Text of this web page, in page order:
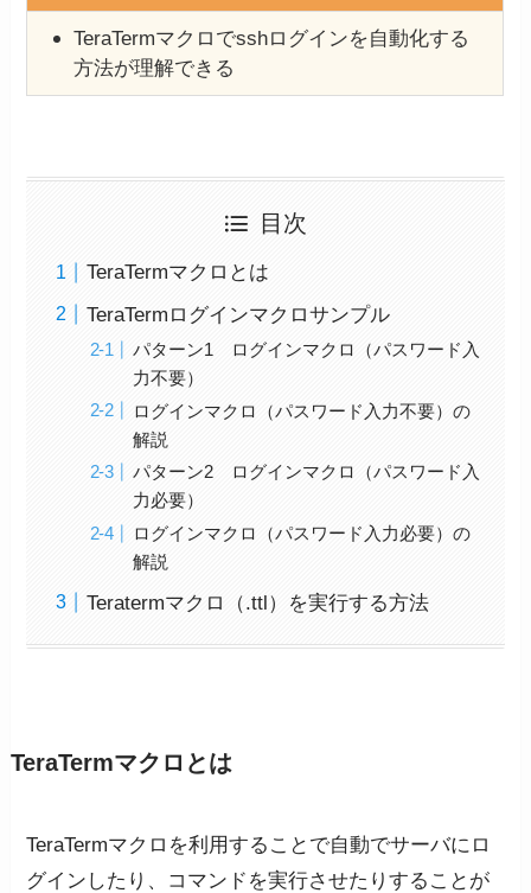
TeraTermマクロでsshログインを自動化する
方法が理解できる
目次
TeraTermマクロとは
TeraTermログインマクロサンプル
パターン1 ログインマクロ（パスワード入
力不要）
ログインマクロ（パスワード入力不要）の
解説
パターン2 ログインマクロ（パスワード入
力必要）
ログインマクロ（パスワード入力必要）の
解説
Teratermマクロ（.ttl）を実行する方法
TeraTermマクロとは
TeraTermマクロを利用することで自動でサーバにロ
グインしたり、コマンドを実行させたりすることが